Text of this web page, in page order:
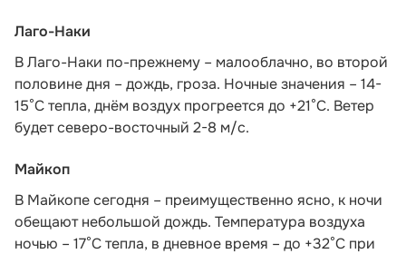
Лаго-Наки
В Лаго-Наки по-прежнему – малооблачно, во второй
половине дня – дождь, гроза. Ночные значения – 14-
15°С тепла, днём воздух прогреется до +21°С. Ветер
будет северо-восточный 2-8 м/с.
Майкоп
В Майкопе сегодня – преимущественно ясно, к ночи
обещают небольшой дождь. Температура воздуха
ночью – 17°С тепла, в дневное время – до +32°С при